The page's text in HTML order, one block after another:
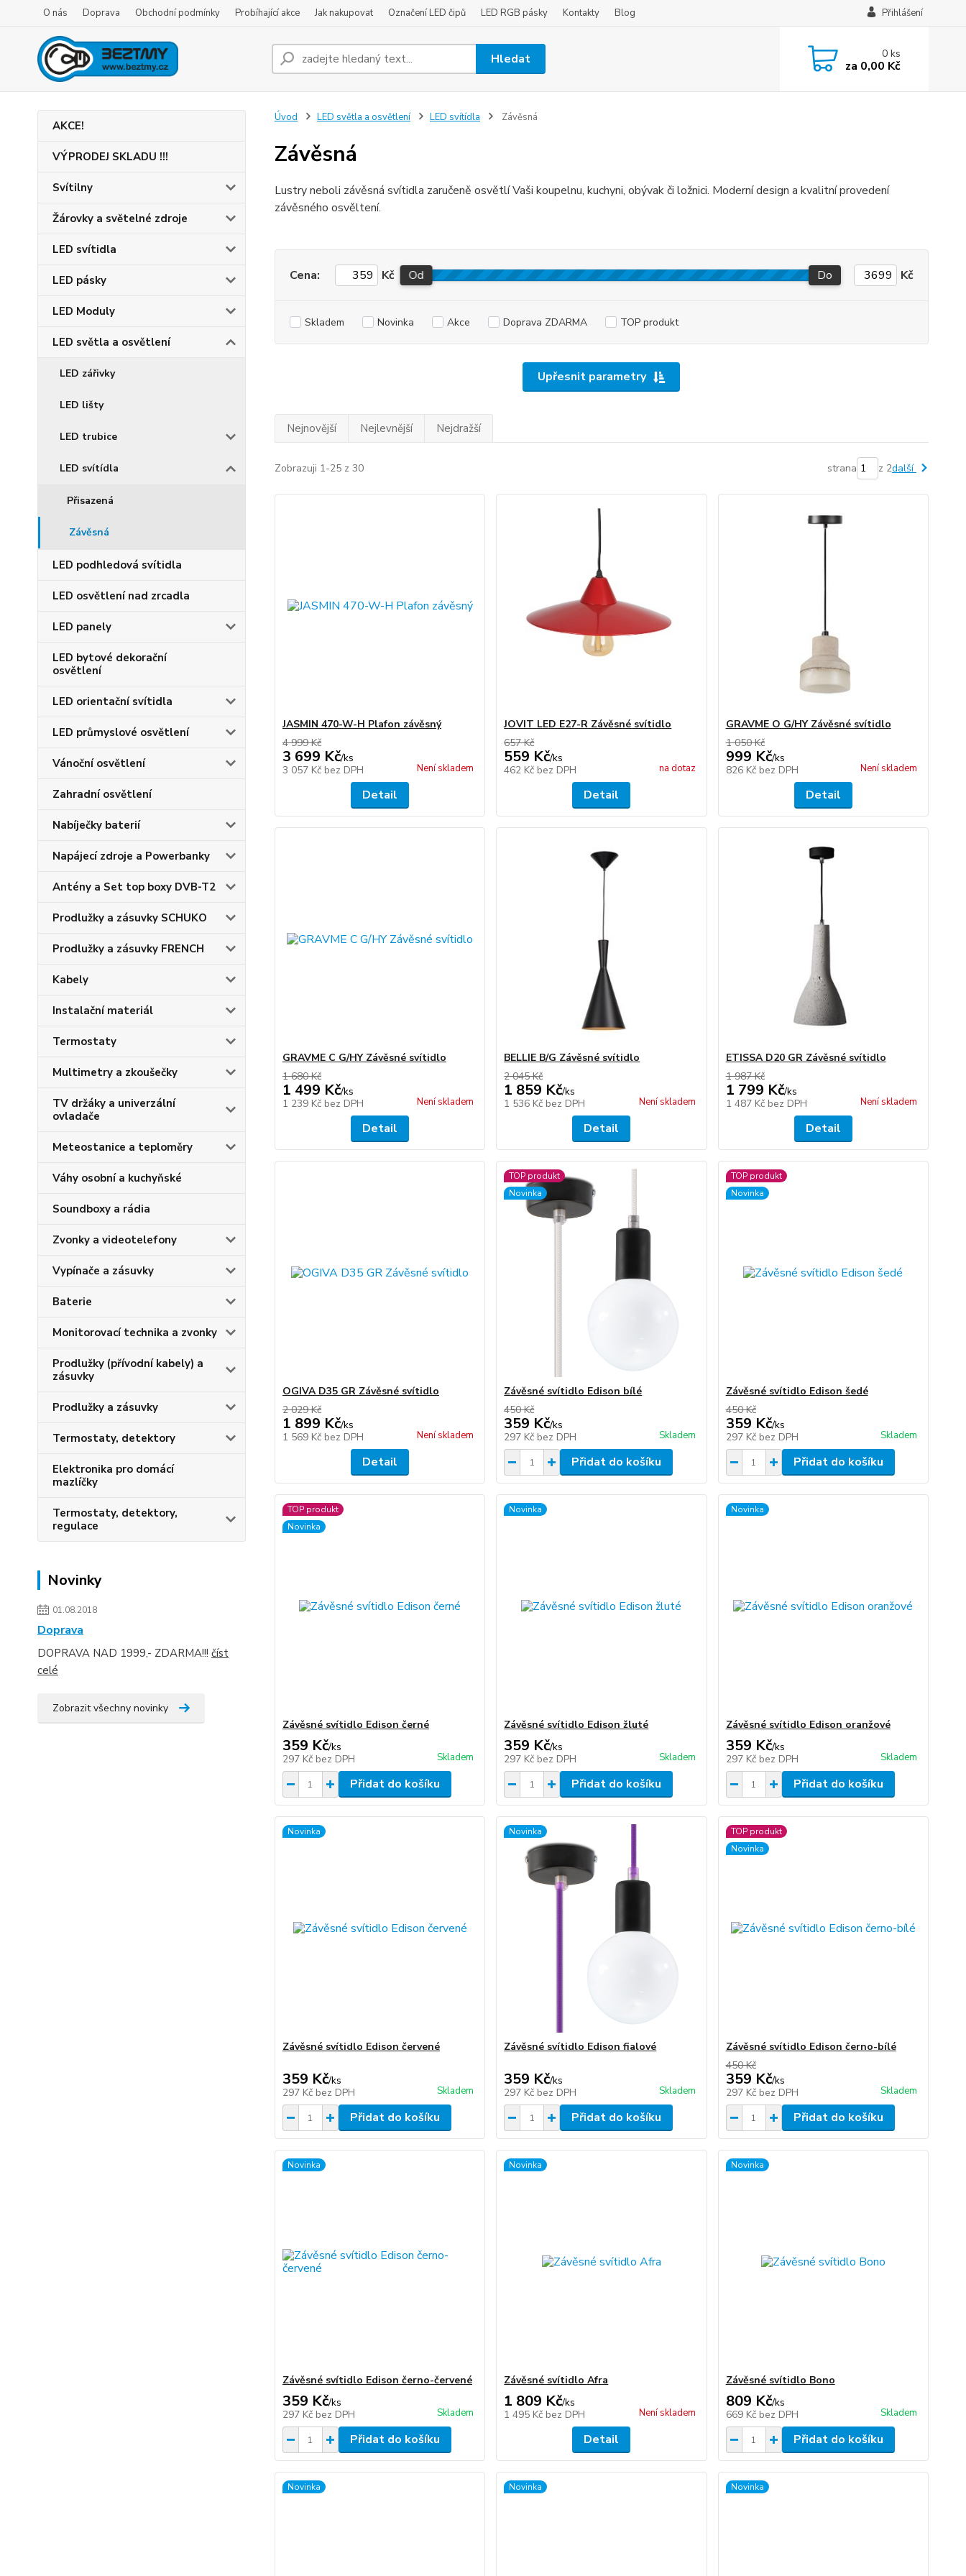
O nás Doprava Obchodní podmínky Probíhající akce Jak nakupovat Označení LED čipů LED RGB pásky Kontakty Blog Přihlášení
Hledat 0ks
za 0,00 Kč
AKCE!
VÝPRODEJ SKLADU !!!
Svítilny
Žárovky a světelné zdroje
LED svítidla
LED pásky
LED Moduly
LED světla a osvětlení
LED zářivky
LED lišty
LED trubice
LED svítídla
Přisazená
Závěsná
LED podhledová svítidla
LED osvětlení nad zrcadla
LED panely
LED bytové dekorační
osvětlení
LED orientační svítidla
LED průmyslové osvětlení
Vánoční osvětlení
Zahradní osvětlení
Nabíječky baterií
Napájecí zdroje a Powerbanky
Antény a Set top boxy DVB-T2
Prodlužky a zásuvky SCHUKO
Prodlužky a zásuvky FRENCH
Kabely
Instalační materiál
Termostaty
Multimetry a zkoušečky
TV držáky a univerzální
ovladače
Meteostanice a teploměry
Váhy osobní a kuchyňské
Soundboxy a rádia
Zvonky a videotelefony
Vypínače a zásuvky
Baterie
Monitorovací technika a zvonky
Prodlužky (přívodní kabely) a
zásuvky
Prodlužky a zásuvky
Termostaty, detektory
Elektronika pro domácí
mazlíčky
Termostaty, detektory,
regulace
Novinky
01.08.2018
Doprava
DOPRAVA NAD 1999,- ZDARMA!!! číst
celé
Zobrazit všechny novinky
Úvod LED světla a osvětlení LED svítídla Závěsná
Závěsná
Lustry neboli závěsná svítidla zaručeně osvětlí Vaši koupelnu, kuchyni, obývak či ložnici. Moderní design a kvalitní provedení
závěsného osvěltení.
Upřesnit parametry
Cena: Kč Od Do Kč
Skladem Novinka Akce Doprava ZDARMA TOP produkt
Nejnovější Nejlevnější Nejdražší
Zobrazuji 1-25 z 30 strana z 2další
JASMIN 470-W-H Plafon závěsný
4 999 Kč
3 699 Kč/ks
3 057 Kč bez DPH Není skladem
Detail
JOVIT LED E27-R Závěsné svítidlo
657 Kč
559 Kč/ks
462 Kč bez DPH na dotaz
Detail
GRAVME O G/HY Závěsné svítidlo
1 050 Kč
999 Kč/ks
826 Kč bez DPH Není skladem
Detail
GRAVME C G/HY Závěsné svítidlo
1 680 Kč
1 499 Kč/ks
1 239 Kč bez DPH Není skladem
Detail
BELLIE B/G Závěsné svítidlo
2 045 Kč
1 859 Kč/ks
1 536 Kč bez DPH Není skladem
Detail
ETISSA D20 GR Závěsné svítidlo
1 987 Kč
1 799 Kč/ks
1 487 Kč bez DPH Není skladem
Detail
OGIVA D35 GR Závěsné svítidlo
2 029 Kč
1 899 Kč/ks
1 569 Kč bez DPH Není skladem
Detail
TOP produkt
Novinka
Závěsné svítidlo Edison bílé
450 Kč
359 Kč/ks
297 Kč bez DPH Skladem
Přidat do košíku
TOP produkt
Novinka
Závěsné svítidlo Edison šedé
450 Kč
359 Kč/ks
297 Kč bez DPH Skladem
Přidat do košíku
TOP produkt
Novinka
Závěsné svítidlo Edison černé
359 Kč/ks
297 Kč bez DPH Skladem
Přidat do košíku
Novinka
Závěsné svítidlo Edison žluté
359 Kč/ks
297 Kč bez DPH Skladem
Přidat do košíku
Novinka
Závěsné svítidlo Edison oranžové
359 Kč/ks
297 Kč bez DPH Skladem
Přidat do košíku
Novinka
Závěsné svítidlo Edison červené
359 Kč/ks
297 Kč bez DPH Skladem
Přidat do košíku
Novinka
Závěsné svítidlo Edison fialové
359 Kč/ks
297 Kč bez DPH Skladem
Přidat do košíku
TOP produkt
Novinka
Závěsné svítidlo Edison černo-bílé
450 Kč
359 Kč/ks
297 Kč bez DPH Skladem
Přidat do košíku
Novinka
Závěsné svítidlo Edison černo-červené
359 Kč/ks
297 Kč bez DPH Skladem
Přidat do košíku
Novinka
Závěsné svítidlo Afra
1 809 Kč/ks
1 495 Kč bez DPH Není skladem
Detail
Novinka
Závěsné svítidlo Bono
809 Kč/ks
669 Kč bez DPH Skladem
Přidat do košíku
Novinka Novinka Novinka